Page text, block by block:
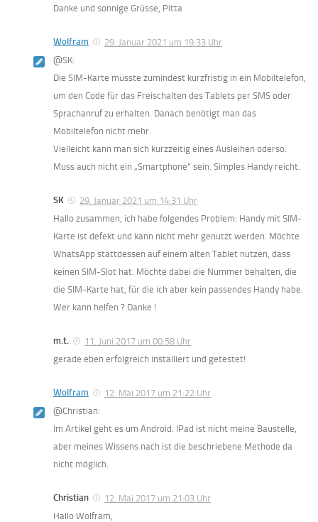
Danke und sonnige Grüsse, Pitta
Wolfram
29. Januar 2021 um 19:33 Uhr
@SK:
Die SIM-Karte müsste zumindest kurzfristig in ein Mobiltelefon,
um den Code für das Freischalten des Tablets per SMS oder
Sprachanruf zu erhalten. Danach benötigt man das
Mobiltelefon nicht mehr.
Vielleicht kann man sich kurzzeitig eines Ausleihen oderso.
Muss auch nicht ein „Smartphone“ sein. Simples Handy reicht.
SK
29. Januar 2021 um 14:31 Uhr
Hallo zusammen, ich habe folgendes Problem: Handy mit SIM-
Karte ist defekt und kann nicht mehr genutzt werden. Möchte
WhatsApp stattdessen auf einem alten Tablet nutzen, dass
keinen SIM-Slot hat. Möchte dabei die Nummer behalten, die
die SIM-Karte hat, für die ich aber kein passendes Handy habe.
Wer kann helfen ? Danke !
m.t.
11. Juni 2017 um 00:58 Uhr
gerade eben erfolgreich installiert und getestet!
Wolfram
12. Mai 2017 um 21:22 Uhr
@Christian:
Im Artikel geht es um Android. IPad ist nicht meine Baustelle,
aber meines Wissens nach ist die beschriebene Methode da
nicht möglich.
Christian
12. Mai 2017 um 21:03 Uhr
Hallo Wolfram,